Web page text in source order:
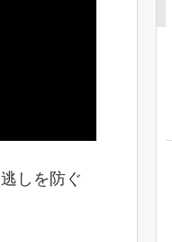
しを防ぐ